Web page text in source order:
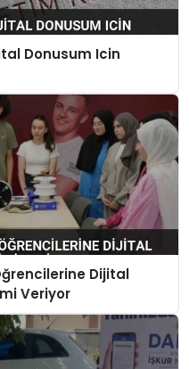
Donusum Icin
Dijital
Veriyor